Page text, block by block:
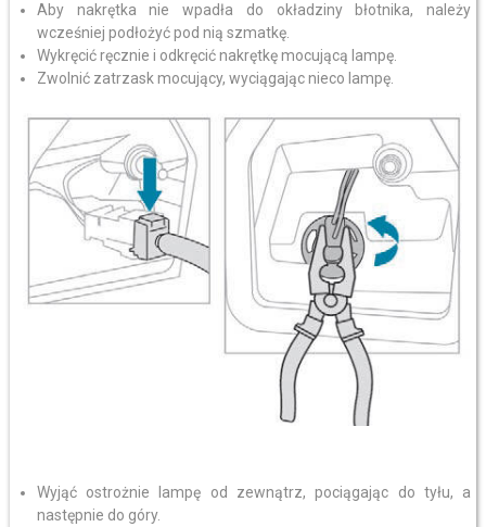
Aby nakrętka nie wpadła do okładziny błotnika, należy
wcześniej podłożyć pod nią szmatkę.
Wykręcić ręcznie i odkręcić nakrętkę mocującą lampę.
Zwolnić zatrzask mocujący, wyciągając nieco lampę.
Wyjąć ostrożnie lampę od zewnątrz, pociągając do tyłu, a
następnie do góry.